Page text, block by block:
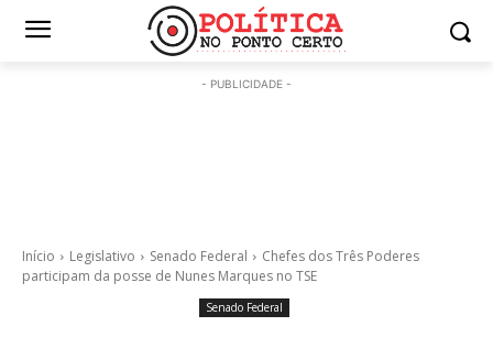
- PUBLICIDADE -
Início Legislativo Senado Federal
Chefes dos Três Poderes
participam da posse de Nunes Marques no TSE
Senado Federal